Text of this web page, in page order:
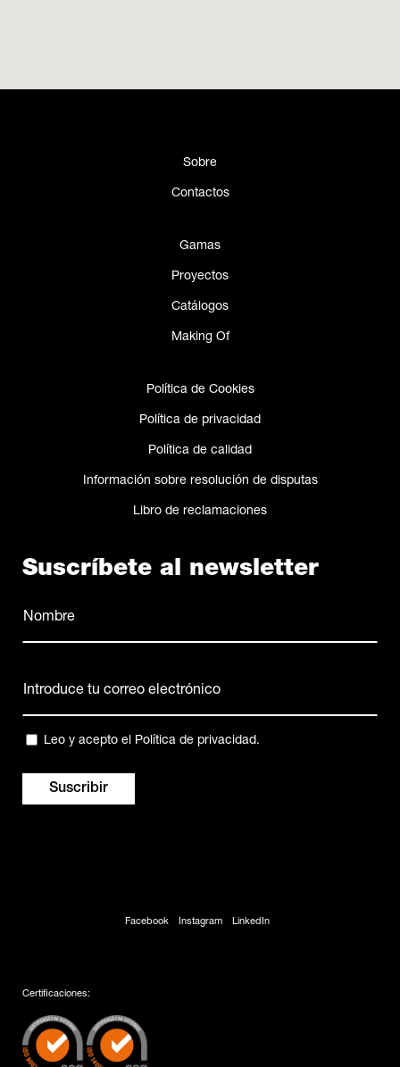
Sobre
Contactos
Gamas
Proyectos
Catálogos
Making Of
Política de Cookies
Política de privacidad
Política de calidad
Información sobre resolución de disputas
Libro de reclamaciones
Suscríbete al newsletter
electrónico
Privacidad
Leo y acepto el Política de privacidad.
Certificaciones:
Facebook Instagram LinkedIn